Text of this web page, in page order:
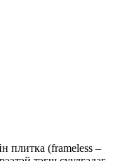
плитка (frameless –